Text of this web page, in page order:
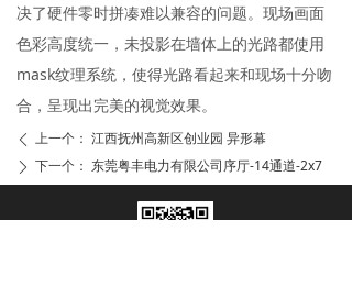
ꄲ 下一个： 东莞粤丰电力有限公司序厅-14通道-2x7
ꄴ 上一个： 江西抚州高新区创业园 异形幕
决了硬件零时拼凑难以兼容的问题。现场画面
色彩高度统一，未投影在墙体上的光路都使用
mask纹理系统，使得光路看起来和现场十分吻
合，呈现出完美的视觉效果。